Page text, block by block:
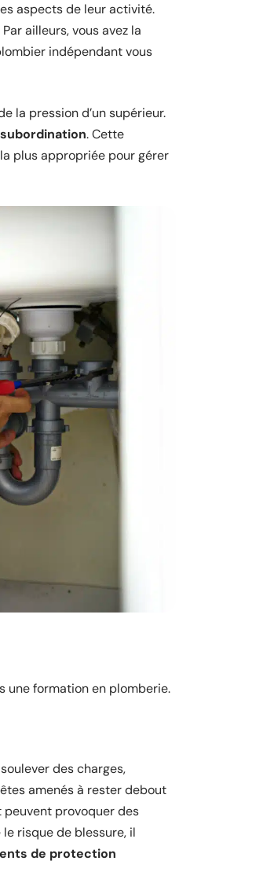
aspects de leur activité.
ailleurs, vous avez la
indépendant vous
la pression d’un supérieur.
. Cette
plus appropriée pour gérer
une formation en plomberie.
des charges,
amenés à rester debout
provoquer des
risque de blessure, il
de protection